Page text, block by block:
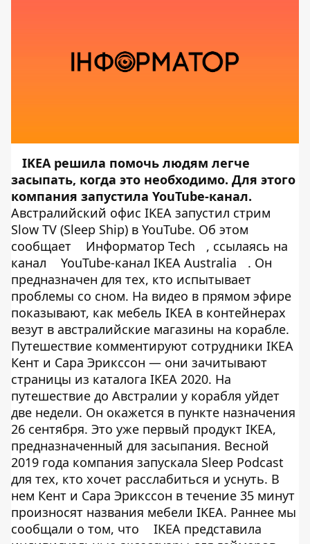
IKEA решила помочь людям легче
засыпать, когда это необходимо. Для этого
компания запустила YouTube-канал.
Австралийский офис IKEA запустил стрим
Slow TV (Sleep Ship) в YouTube. Об этом
сообщает
Информатор Tech
, ссылаясь на
канал
YouTube-канал IKEA Australia
. Он
предназначен для тех, кто испытывает
проблемы со сном. На видео в прямом эфире
показывают, как мебель IKEA в контейнерах
везут в австралийские магазины на корабле.
Путешествие комментируют сотрудники IKEA
Кент и Сара Эрикссон — они зачитывают
страницы из каталога IKEA 2020. На
путешествие до Австралии у корабля уйдет
две недели. Он окажется в пункте назначения
26 сентября. Это уже первый продукт IKEA,
предназначенный для засыпания. Весной
2019 года компания запускала Sleep Podcast
для тех, кто хочет расслабиться и уснуть. В
нем Кент и Сара Эрикссон в течение 35 минут
произносят названия мебели IKEA. Раннее мы
сообщали о том, что
IKEA представила